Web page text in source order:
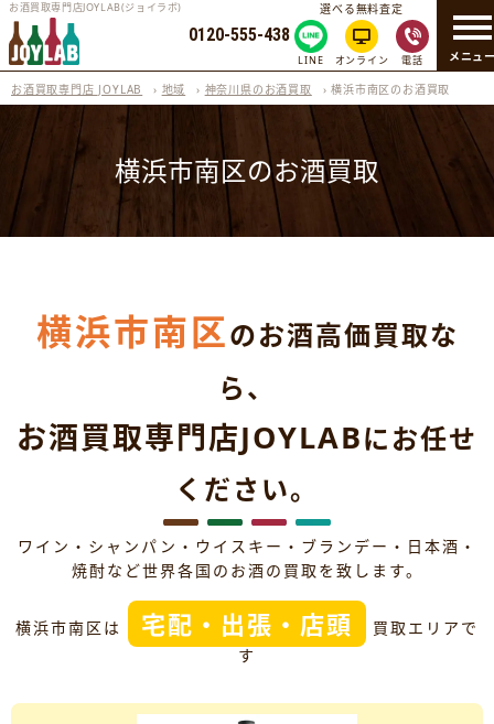
メニュ
お酒買取専門店JOYLAB(ジョイラボ)
0120-555-438
選べる無料査定
LINE オンライン 電話
お酒買取専門店 JOYLAB › 地域 › 神奈川県のお酒買取 ›横浜市南区のお酒買取
横浜市南区のお酒買取
横浜市南区のお酒高価買取な
ら、
お酒買取専門店JOYLABにお任せ
ください。
ワイン・シャンパン・ウイスキー・ブランデー・日本酒・
焼酎など世界各国のお酒の買取を致します。
横浜市南区は 宅配・出張・店頭
買取エリアで
す